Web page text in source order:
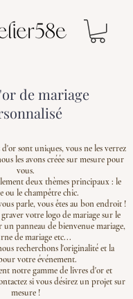
de mariage
sont uniques, vous ne les verrez
les avonscrééesur mesure pour
vous.
deux thèmes principaux : le
ou le champêtre chic.
parle, vous êtes au bon endroit !
votre logo de mariage sur le
un panneau de bienvenue mariage,
de mariage etc...
recherchons l'originalité et la
votre événement.
notre gamme de livres d'or et
si vous désirez un projet sur
mesure !